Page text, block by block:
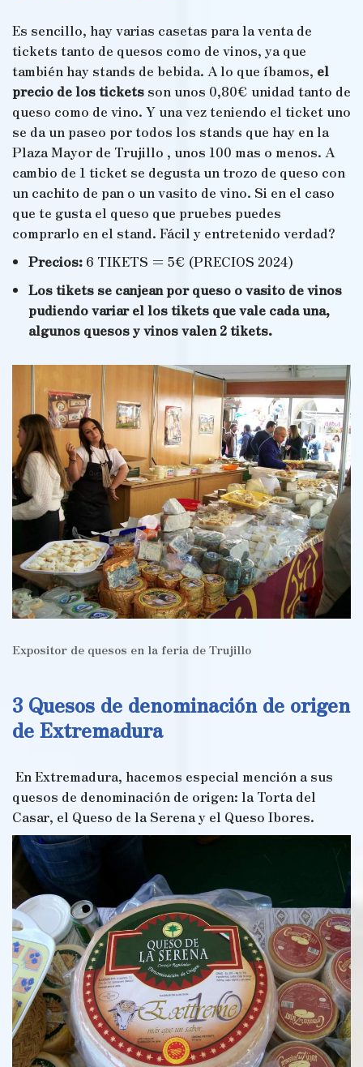
Es sencillo, hay varias casetas para la venta de
tickets tanto de quesos como de vinos, ya que
también hay stands de bebida. A lo que íbamos, el
precio de los tickets son unos 0,80€ unidad tanto de
queso como de vino. Y una vez teniendo el ticket uno
se da un paseo por todos los stands que hay en la
Plaza Mayor de Trujillo , unos 100 mas o menos. A
cambio de 1 ticket se degusta un trozo de queso con
un cachito de pan o un vasito de vino. Si en el caso
que te gusta el queso que pruebes puedes
comprarlo en el stand. Fácil y entretenido verdad?
Precios: 6 TIKETS = 5€ (PRECIOS 2024)
Los tikets se canjean por queso o vasito de vinos
pudiendo variar el los tikets que vale cada una,
algunos quesos y vinos valen 2 tikets.
Expositor de quesos en la feria de Trujillo
3 Quesos de denominación de origen
de Extremadura
En Extremadura, hacemos especial mención a sus
quesos de denominación de origen: la Torta del
Casar, el Queso de la Serena y el Queso Ibores.